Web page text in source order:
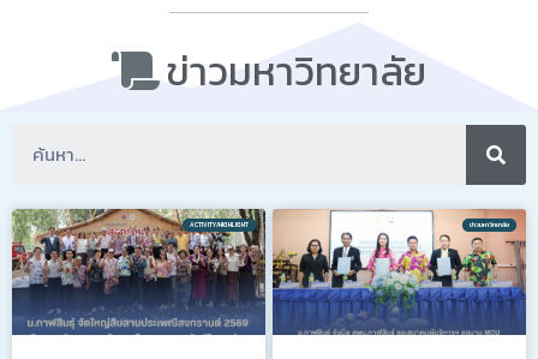
ข่าวมหาวิทยาลัย
ACTIVITY/HIGHLIGHT ข่าวมหาวิทยาลัย